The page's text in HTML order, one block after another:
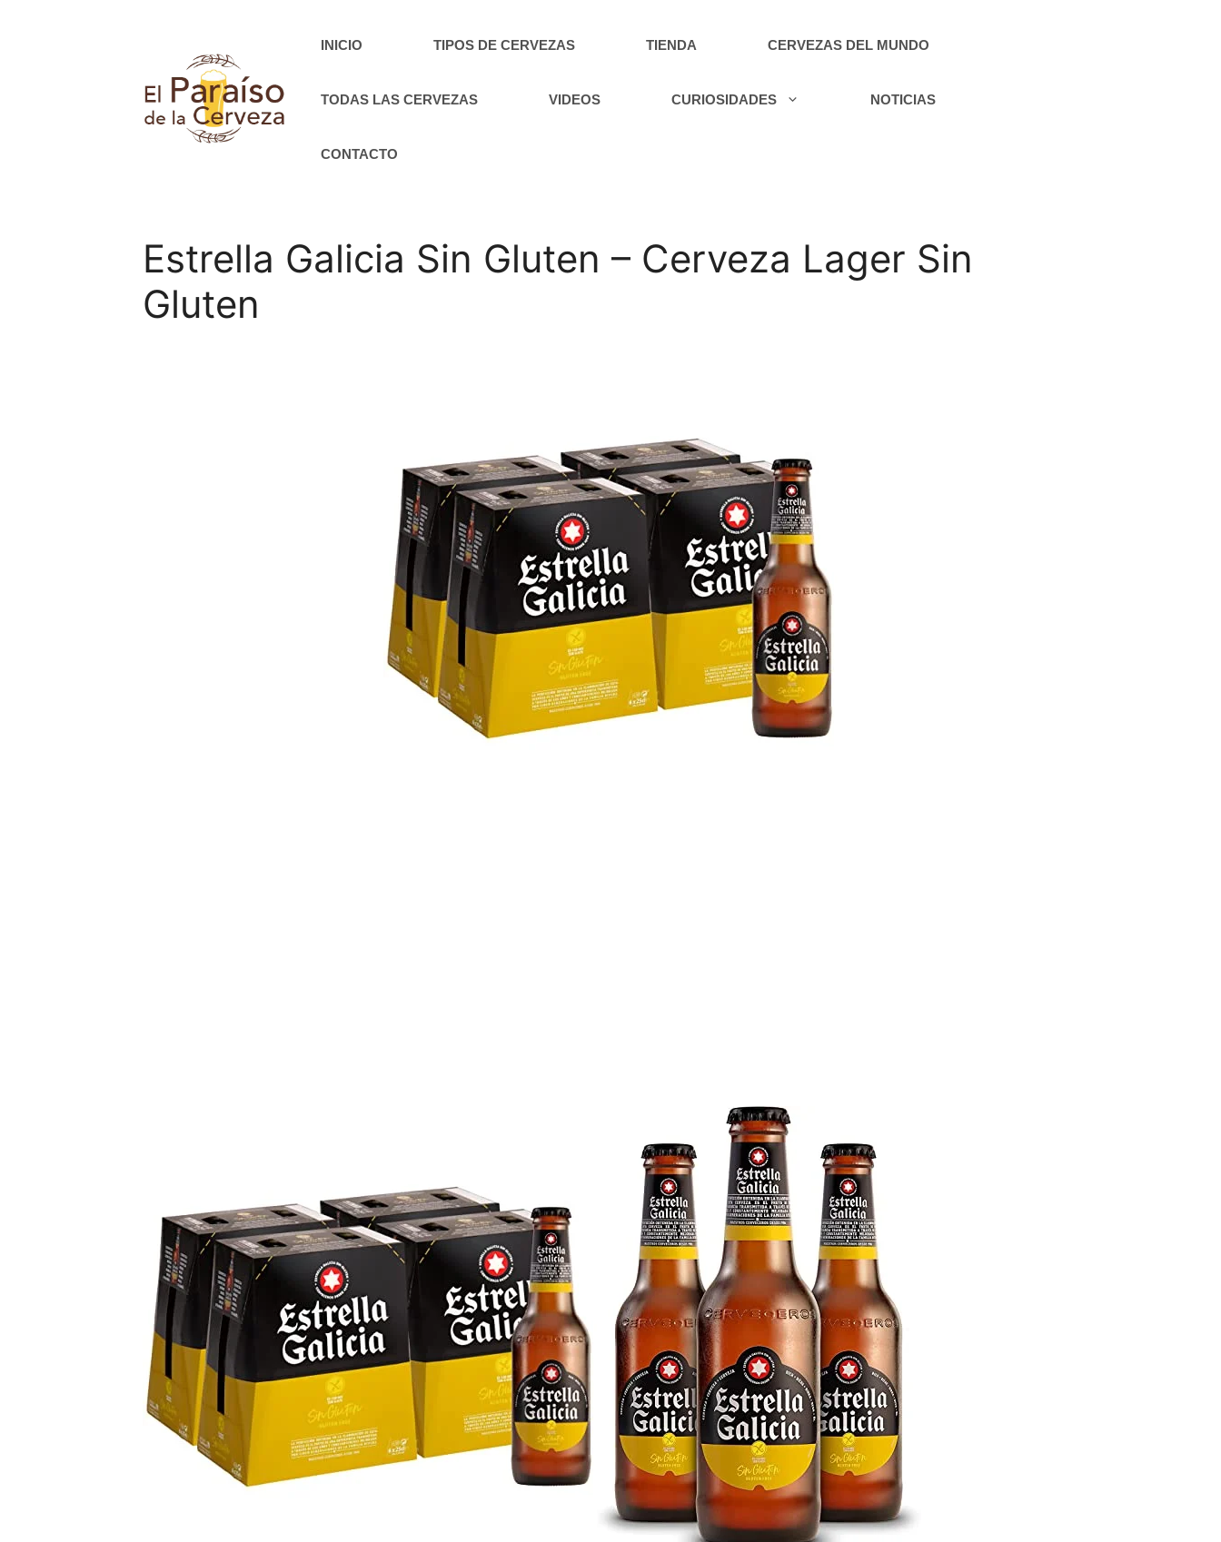
INICIO TIPOS DE CERVEZAS TIENDA CERVEZAS DEL MUNDO
TODAS LAS CERVEZAS VIDEOS CURIOSIDADES NOTICIAS
CONTACTO
Estrella Galicia Sin Gluten – Cerveza Lager Sin
Gluten